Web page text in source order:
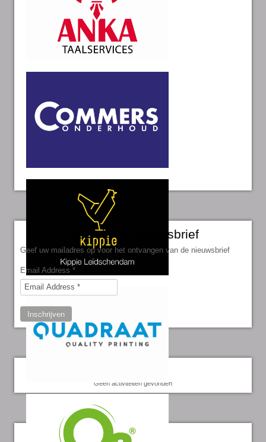
Inschrijven Nieuwsbrief
Geef uw mailadres op voor het ontvangen van de nieuwsbrief
Email Address *
Inschrijven
Geen activiteiten gevonden
Twitter